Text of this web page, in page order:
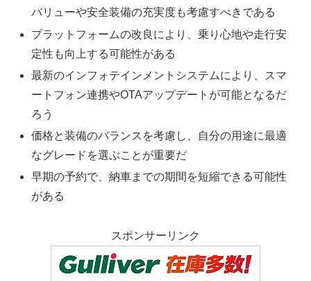
バリューや安全装備の充実度も考慮すべきである
プラットフォームの改良により、乗り心地や走行安
定性も向上する可能性がある
最新のインフォテインメントシステムにより、スマ
ートフォン連携やOTAアップデートが可能となるだ
ろう
価格と装備のバランスを考慮し、自分の用途に最適
なグレードを選ぶことが重要だ
早期の予約で、納車までの期間を短縮できる可能性
がある
スポンサーリンク